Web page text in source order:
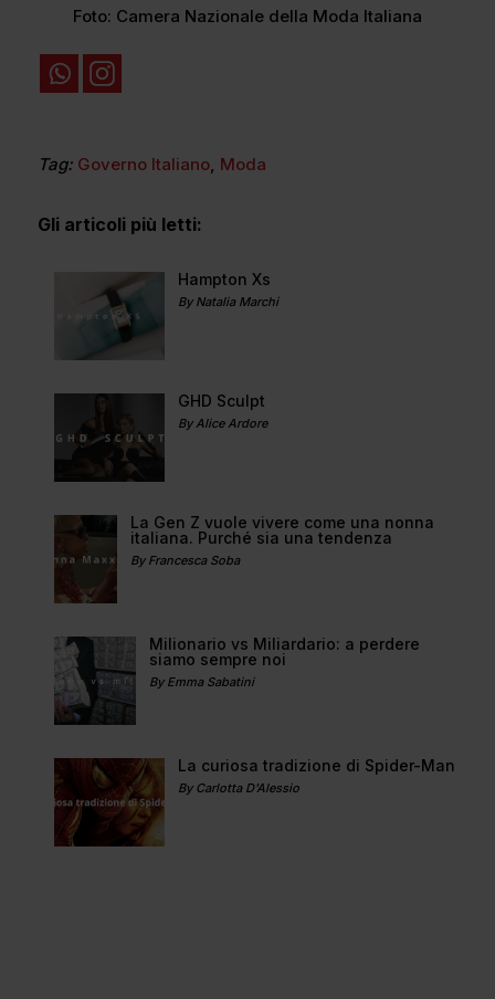
Foto: Camera Nazionale della Moda Italiana
Tag: Governo Italiano, Moda
Gli articoli più letti:
Hampton Xs
By Natalia Marchi
GHD Sculpt
By Alice Ardore
La Gen Z vuole vivere come una nonna
italiana. Purché sia una tendenza
By Francesca Soba
Milionario vs Miliardario: a perdere
siamo sempre noi
By Emma Sabatini
La curiosa tradizione di Spider-Man
By Carlotta D'Alessio